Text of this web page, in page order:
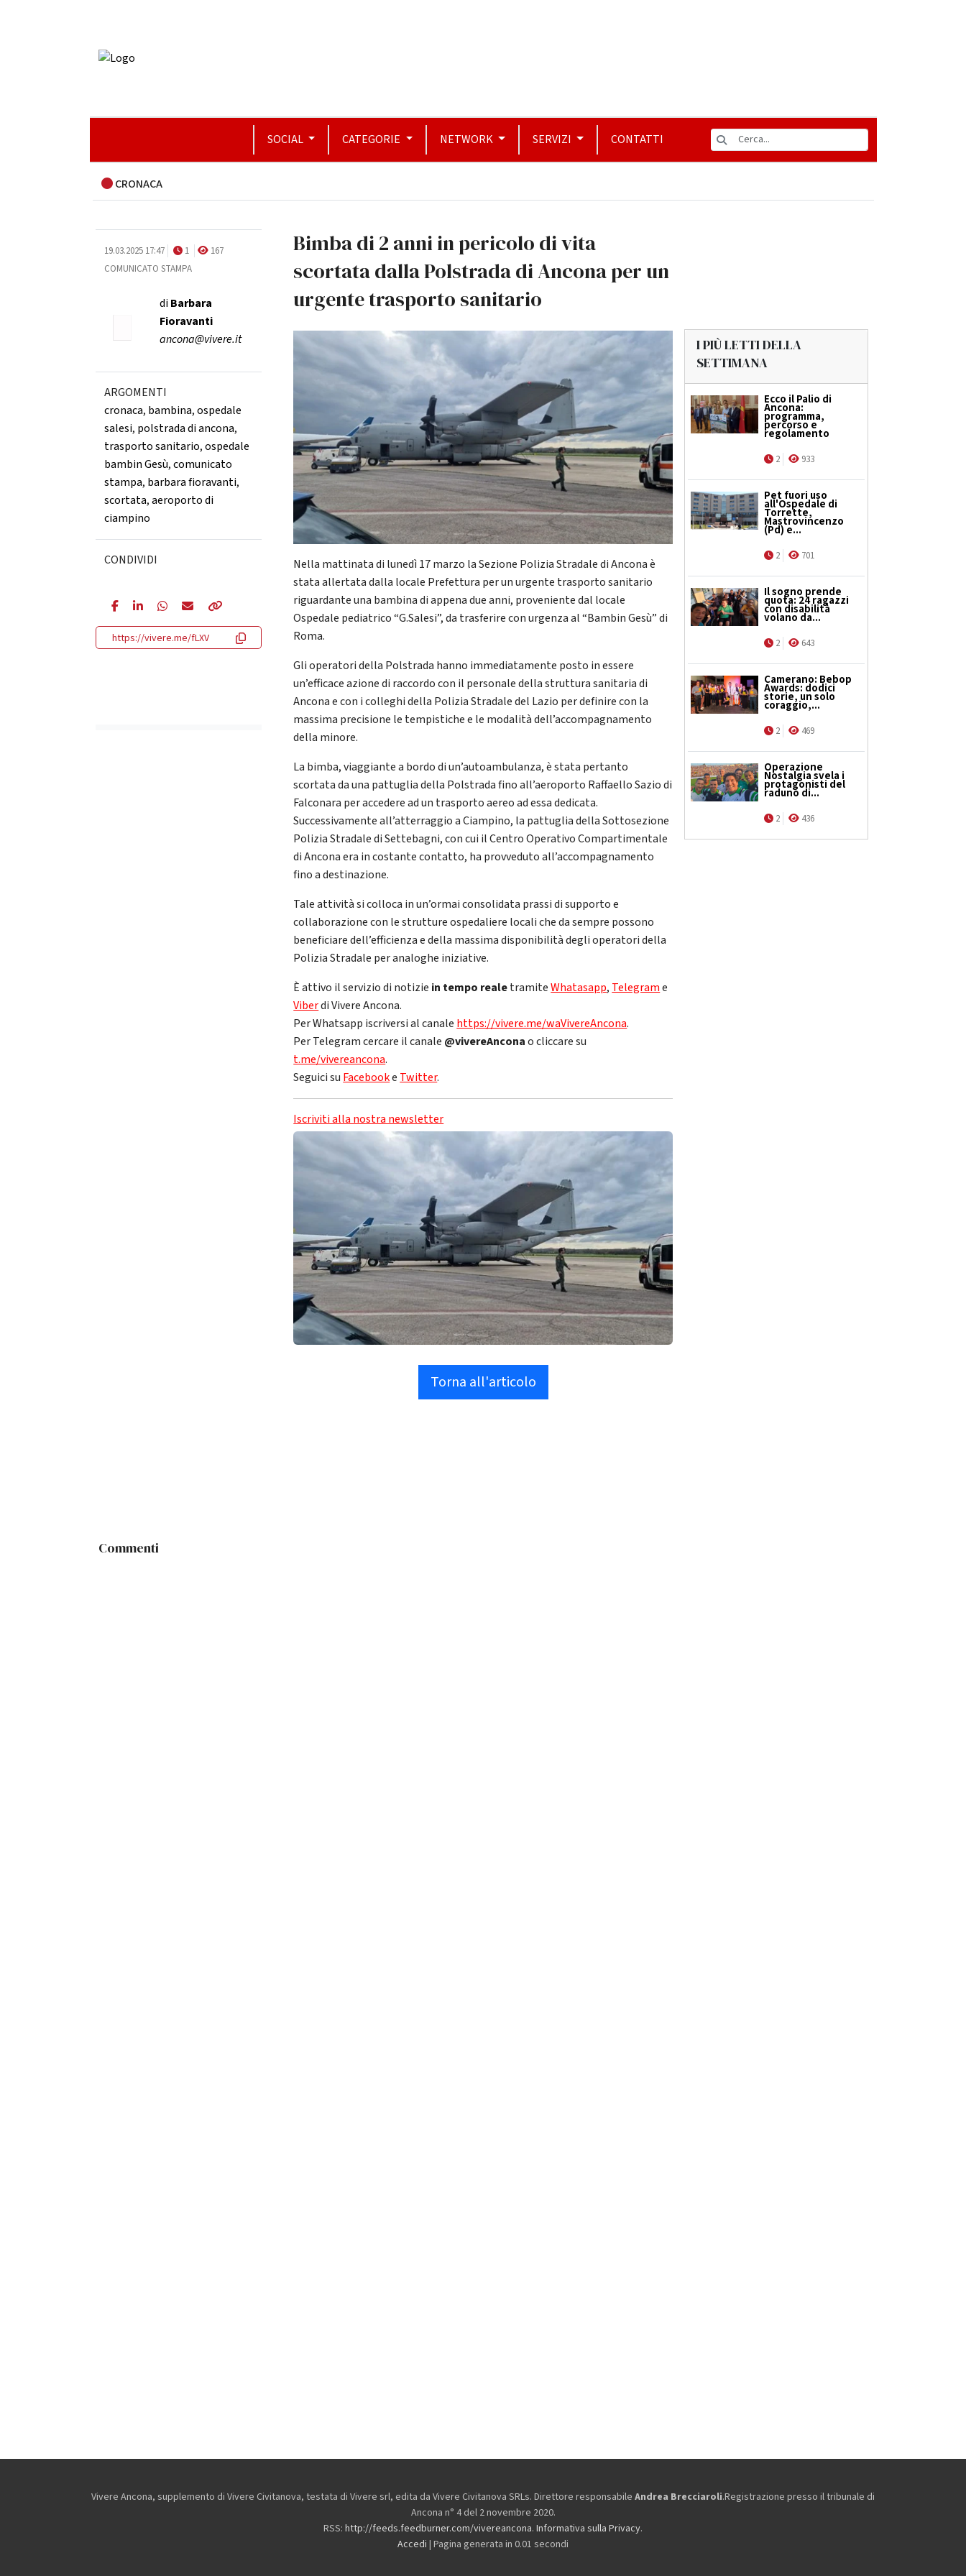
SOCIAL CATEGORIE NETWORK SERVIZI CONTATTI
CRONACA
19.03.2025 17:47 1
167
COMUNICATO STAMPA
diBarbara
Fioravanti
ancona@vivere.it
ARGOMENTI
cronaca, bambina,ospedale
salesi, polstrada di ancona,
trasporto sanitario,ospedale
bambin Gesù,comunicato
stampa, barbara fioravanti,
scortata,aeroporto di
ciampino
CONDIVIDI
https://vivere.me/fLXV
Bimba di 2 anni in pericolo di vita
scortata dalla Polstrada di Ancona per un
urgente trasporto sanitario
Nella mattinata di lunedì 17 marzo la Sezione Polizia Stradale di Ancona è
stata allertata dalla locale Prefettura per un urgente trasporto sanitario
riguardante una bambina di appena due anni, proveniente dal locale
Ospedale pediatrico “G.Salesi”, da trasferire con urgenza al “Bambin Gesù” di
Roma.
Gli operatori della Polstrada hanno immediatamente posto in essere
un’efficace azione di raccordo con il personale della struttura sanitaria di
Ancona e con i colleghi della Polizia Stradale del Lazio per definire con la
massima precisione le tempistiche e le modalità dell’accompagnamento
della minore.
La bimba, viaggiante a bordo di un’autoambulanza, è stata pertanto
scortata da una pattuglia della Polstrada fino all’aeroporto Raffaello Sazio di
Falconara per accedere ad un trasporto aereo ad essa dedicata.
Successivamente all’atterraggio a Ciampino, la pattuglia della Sottosezione
Polizia Stradale di Settebagni, con cui il Centro Operativo Compartimentale
di Ancona era in costante contatto, ha provveduto all’accompagnamento
fino a destinazione.
Tale attività si colloca in un’ormai consolidata prassi di supporto e
collaborazione con le strutture ospedaliere locali che da sempre possono
beneficiare dell’efficienza e della massima disponibilità degli operatori della
Polizia Stradale per analoghe iniziative.
È attivo il servizio di notizie in tempo realetramiteWhatasapp, Telegrame
Viberdi Vivere Ancona.
Per Whatsapp iscriversi al canale https://vivere.me/waVivereAncona.
Per Telegram cercare il canale @vivereAnconao cliccare su
t.me/vivereancona.
Seguici su Facebooke Twitter.
Iscriviti alla nostra newsletter
Torna all'articolo
I PIÙ LETTI DELLA
SETTIMANA
Ecco il Palio di
Ancona:
programma,
percorso e
regolamento
2 933
Pet fuori uso
all'Ospedale di
Torrette,
Mastrovincenzo
(Pd) e...
2 701
Il sogno prende
quota: 24 ragazzi
con disabilità
volano da...
2 643
Camerano: Bebop
Awards: dodici
storie, un solo
coraggio,...
2 469
Operazione
Nostalgia svela i
protagonisti del
raduno di...
2 436
Commenti
Vivere Ancona, supplemento di Vivere Civitanova, testata di Vivere srl, edita da Vivere Civitanova SRLs. Direttore responsabile Andrea Brecciaroli.Registrazione presso il tribunale di
Ancona n° 4 del 2 novembre 2020.
RSS: http://feeds.feedburner.com/vivereancona. Informativa sulla Privacy.
Accedi | Pagina generata in 0.01 secondi